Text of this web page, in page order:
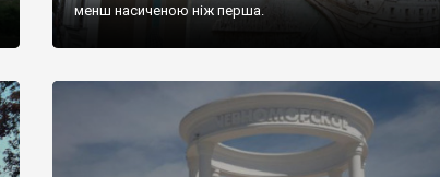
менш насиченою ніж перша.